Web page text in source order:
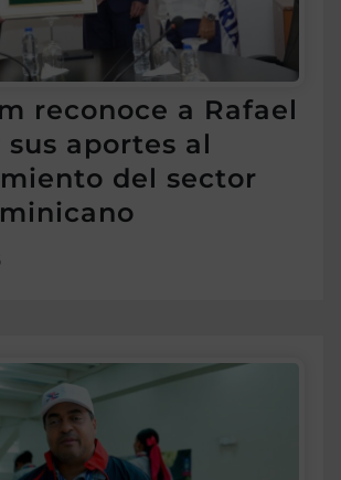
reconoce a Rafael
sus aportes al
del sector